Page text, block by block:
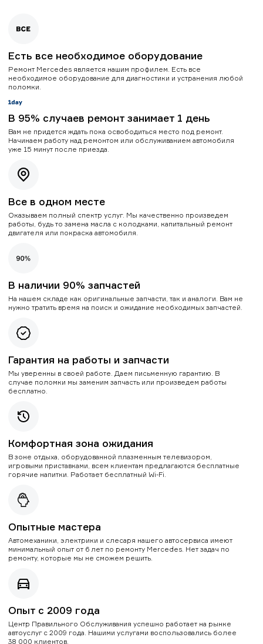
Есть все необходимое оборудование
Ремонт Mercedes является нашим профилем. Есть все
необходимое оборудование для диагностики и устранения любой
поломки.
В 95% случаев ремонт занимает 1 день
Вам не придется ждать пока освободиться место под ремонт.
Начинаем работу над ремонтом или обслуживанием автомобиля
уже 15 минут после приезда.
Все в одном месте
Оказываем полный спектр услуг. Мы качественно произведем
работы, будь то замена масла с колодками, капитальный ремонт
двигателя или покраска автомобиля.
В наличии 90% запчастей
На нашем складе как оригинальные запчасти, так и аналоги. Вам не
нужно тратить время на поиск и ожидание необходимых запчастей.
Гарантия на работы и запчасти
Мы уверенны в своей работе. Даем письменную гарантию. В
случае поломки мы заменим запчасть или произведем работы
бесплатно.
Комфортная зона ожидания
В зоне отдыха, оборудованной плазменным телевизором,
игровыми приставками, всем клиентам предлагаются бесплатные
горячие напитки. Работает бесплатный Wi-Fi.
Опытные мастера
Автомеханики, электрики и слесаря нашего автосервиса имеют
минимальный опыт от 6 лет по ремонту Mercedes. Нет задач по
ремонту, которые мы не сможем решить.
Опыт с 2009 года
Центр Правильного Обслуживания успешно работает на рынке
автоуслуг с 2009 года. Нашими услугами воспользовались более
38 000 клиентов.